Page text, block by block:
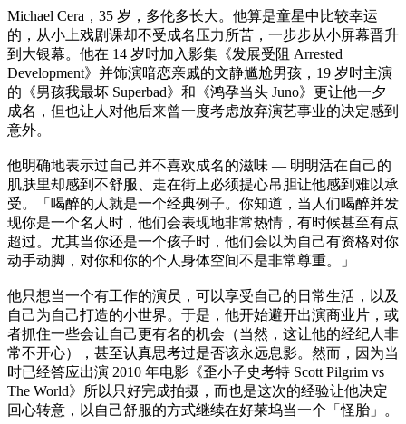
Michael Cera，35 岁，多伦多长大。他算是童星中比较幸运
的，从小上戏剧课却不受成名压力所苦，一步步从小屏幕晋升
到大银幕。他在 14 岁时加入影集《发展受阻 Arrested
Development》并饰演暗恋亲戚的文静尴尬男孩，19 岁时主演
的《男孩我最坏 Superbad》和《鸿孕当头 Juno》更让他一夕
成名，但也让人对他后来曾一度考虑放弃演艺事业的决定感到
意外。
他明确地表示过自己并不喜欢成名的滋味 — 明明活在自己的
肌肤里却感到不舒服、走在街上必须提心吊胆让他感到难以承
受。「喝醉的人就是一个经典例子。你知道，当人们喝醉并发
现你是一个名人时，他们会表现地非常热情，有时候甚至有点
超过。尤其当你还是一个孩子时，他们会以为自己有资格对你
动手动脚，对你和你的个人身体空间不是非常尊重。」
他只想当一个有工作的演员，可以享受自己的日常生活，以及
自己为自己打造的小世界。于是，他开始避开出演商业片，或
者抓住一些会让自己更有名的机会（当然，这让他的经纪人非
常不开心），甚至认真思考过是否该永远息影。然而，因为当
时已经答应出演 2010 年电影《歪小子史考特 Scott Pilgrim vs
The World》所以只好完成拍摄，而也是这次的经验让他决定
回心转意，以自己舒服的方式继续在好莱坞当一个「怪胎」。